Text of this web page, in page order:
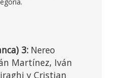
3: Nereo
Martínez, Iván
y Cristian